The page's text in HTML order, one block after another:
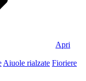
Apri
Aiuole rialzate Fioriere